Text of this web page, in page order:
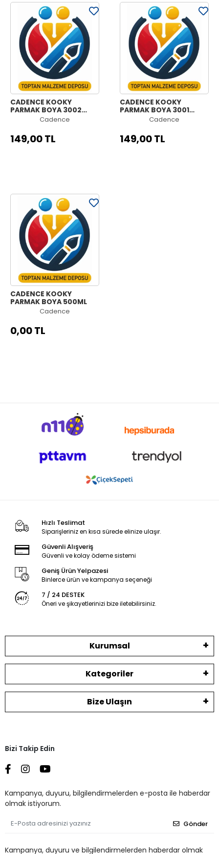
CADENCE KOOKY
PARMAK BOYA 3002
SİYAH 500ML
Cadence
149,00 TL
CADENCE KOOKY
PARMAK BOYA 3001
BEYAZ 500ML
Cadence
149,00 TL
CADENCE KOOKY
PARMAK BOYA 500ML
Cadence
0,00 TL
Hızlı Teslimat
Siparişleriniz en kısa sürede elinize ulaşır.
Güvenli Alışveriş
Güvenli ve kolay ödeme sistemi
Geniş Ürün Yelpazesi
Binlerce ürün ve kampanya seçeneği
7 / 24 DESTEK
Öneri ve şikayetlerinizi bize iletebilirsiniz.
Kurumsal
Kategoriler
Bize Ulaşın
Bizi Takip Edin
Kampanya, duyuru, bilgilendirmelerden e-posta ile haberdar
olmak istiyorum.
Gönder
Kampanya, duyuru ve bilgilendirmelerden haberdar olmak